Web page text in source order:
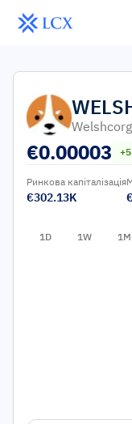
€0.00003
Ринкова капіталізація
€302.13K
1D 1W 1M